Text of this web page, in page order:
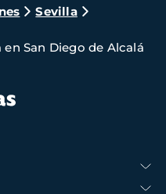
Sevilla
San Diego de Alcalá